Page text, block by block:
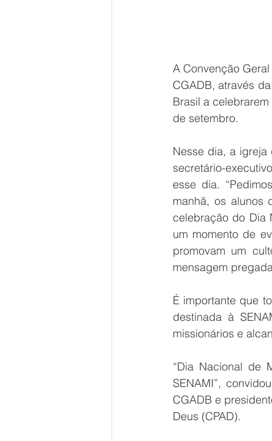
A Convenção
CGADB, através
Brasil a
de setembro.
Nesse dia, a
secretário-
esse dia.
manhã, os alunos
celebração do Dia
um momento de
promovam um
mensagem
É importante que
destinada à
missionários e
“Dia Nacional de
SENAMI”,
CGADB e
Deus (CPAD).